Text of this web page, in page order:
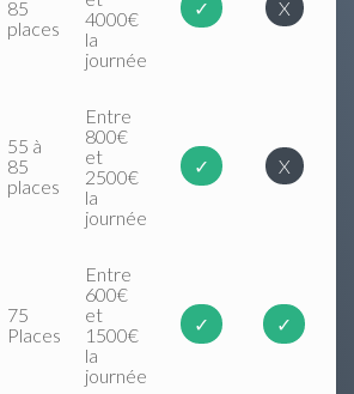
85
places
4000€
la
journée
✓ X
55 à
85
places
Entre
800€
et
2500€
la
journée
✓ X
75
Places
Entre
600€
et
1500€
la
journée
✓ ✓